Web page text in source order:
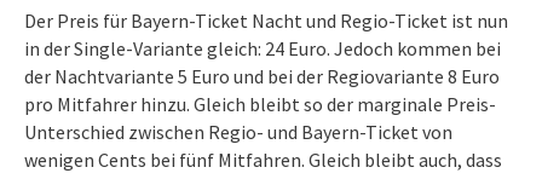
Der Preis für Bayern-Ticket Nacht und Regio-Ticket ist nun
in der Single-Variante gleich: 24 Euro. Jedoch kommen bei
der Nachtvariante 5 Euro und bei der Regiovariante 8 Euro
pro Mitfahrer hinzu. Gleich bleibt so der marginale Preis-
Unterschied zwischen Regio- und Bayern-Ticket von
wenigen Cents bei fünf Mitfahren. Gleich bleibt auch, dass